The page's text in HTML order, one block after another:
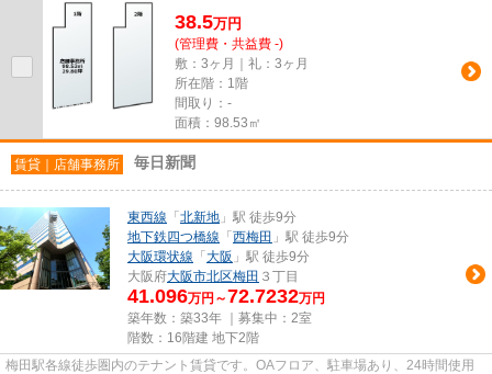
38.5万円
(管理費・共益費 -)
敷：3ヶ月｜礼：3ヶ月
所在階：1階
間取り：-
面積：98.53㎡
賃貸｜店舗事務所 毎日新聞
東西線 「 北新地 」駅 徒歩9分
地下鉄四つ橋線 「 西梅田 」駅 徒歩9分
大阪環状線 「 大阪 」駅 徒歩9分
大阪府大阪市北区梅田 ３丁目
41.096万円～72.7232万円
築年数：築33年 ｜募集中： 2室
階数：16階建 地下2階
梅田駅各線徒歩圏内のテナント賃貸です。OAフロア、駐車場あり、24時間使用